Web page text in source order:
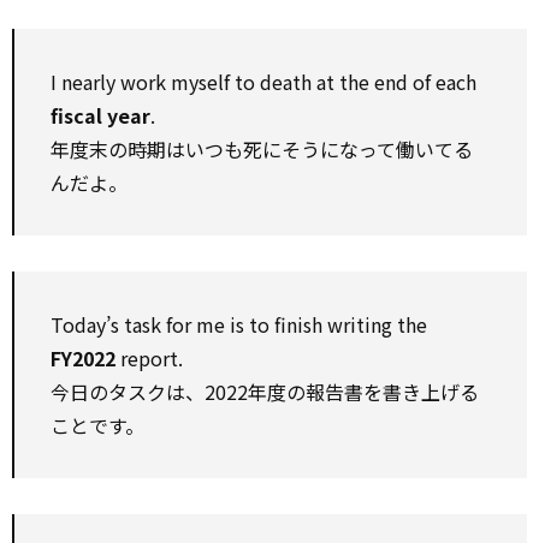
I nearly work myself to death at the end of each
fiscal year.
年度末の時期はいつも死にそうになって働いてる
んだよ。
Today’s task for me is to finish writing the
FY2022 report.
今日のタスクは、2022年度の報告書を書き上げる
ことです。